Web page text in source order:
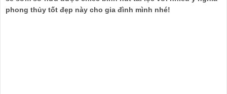
phong thủy tốt đẹp này cho gia đình mình nhé!